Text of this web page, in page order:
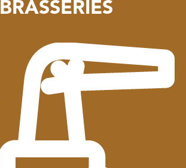
BRASSERIES